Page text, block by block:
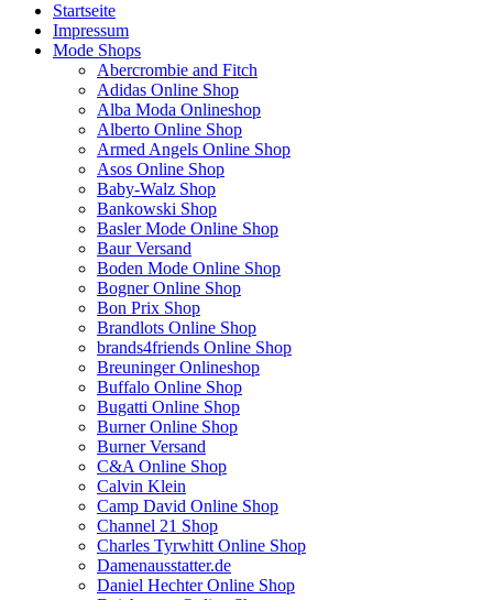
Startseite
Impressum
Mode Shops
Abercrombie and Fitch
Adidas Online Shop
Alba Moda Onlineshop
Alberto Online Shop
Armed Angels Online Shop
Asos Online Shop
Baby-Walz Shop
Bankowski Shop
Basler Mode Online Shop
Baur Versand
Boden Mode Online Shop
Bogner Online Shop
Bon Prix Shop
Brandlots Online Shop
brands4friends Online Shop
Breuninger Onlineshop
Buffalo Online Shop
Bugatti Online Shop
Burner Online Shop
Burner Versand
C&A Online Shop
Calvin Klein
Camp David Online Shop
Channel 21 Shop
Charles Tyrwhitt Online Shop
Damenausstatter.de
Daniel Hechter Online Shop